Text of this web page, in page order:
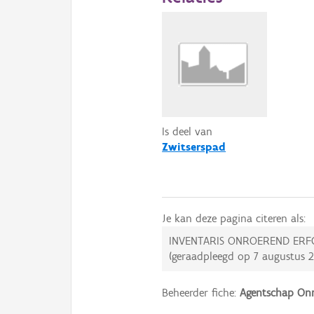
Is deel van
Zwitserspad
Je kan deze pagina citeren als:
INVENTARIS ONROEREND
(geraadpleegd op7 augustus
Beheerder fiche:Agentschap